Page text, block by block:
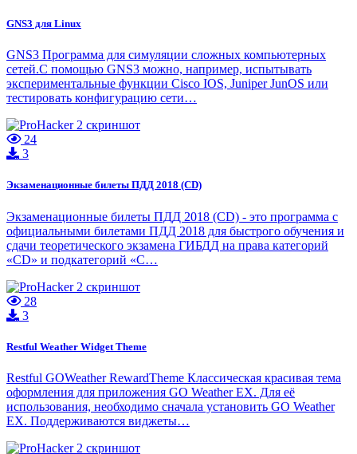
GNS3 для Linux
GNS3 Программа для симуляции сложных компьютерных
сетей.С помощью GNS3 можно, например, испытывать
экспериментальные функции Cisco IOS, Juniper JunOS или
тестировать конфигурацию сети…
24
3
Экзаменационные билеты ПДД 2018 (CD)
Экзаменационные билеты ПДД 2018 (CD) - это программа с
официальными билетами ПДД 2018 для быстрого обучения и
сдачи теоретического экзамена ГИБДД на права категорий
«CD» и подкатегорий «C…
28
3
Restful Weather Widget Theme
Restful GOWeather RewardTheme Классическая красивая тема
оформления для приложения GO Weather EX. Для её
использования, необходимо сначала установить GO Weather
EX. Поддерживаются виджеты…